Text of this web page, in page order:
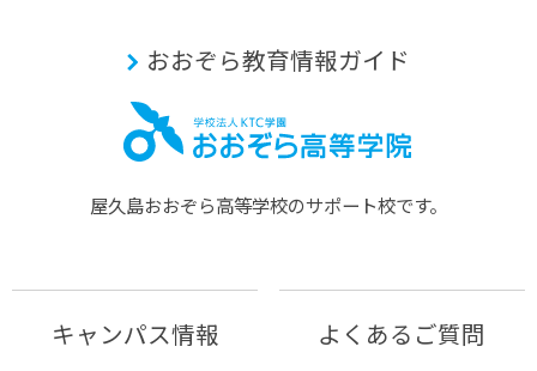
おおぞら教育情報ガイド
屋久島おおぞら⾼等学校のサポート校です。
キャンパス情報 よくあるご質問